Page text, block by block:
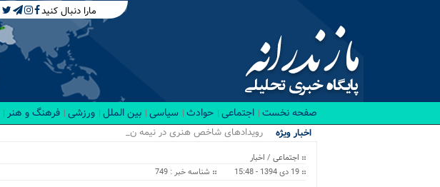
مارا دنبال کنید
صفحه نخست اجتماعی حوادث سیاسی بین الملل ورزشی فرهنگ و هنر
اخبار ویژه رویدادهای شاخص هنری در نیمه نخست ۱۴۰۵ د_
اجتماعی / اخبار
19 دی 1394 - 15:48
شناسه خبر : 749